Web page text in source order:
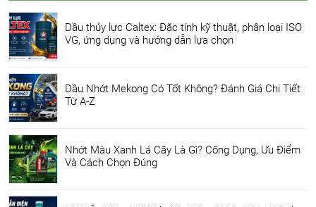
Dầu thủy lực Caltex: Đặc tính kỹ thuật, phân loại ISO
VG, ứng dụng và hướng dẫn lựa chọn
Dầu Nhớt Mekong Có Tốt Không? Đánh Giá Chi Tiết
Từ A-Z
Nhớt Màu Xanh Lá Cây Là Gì? Công Dụng, Ưu Điểm
Và Cách Chọn Đúng